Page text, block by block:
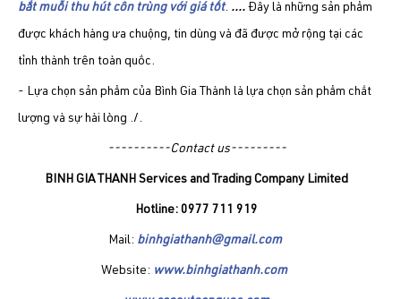
bắt muỗi thu hút côn trùng với giá tốt. .... Đây là những sản phẩm
được khách hàng ưa chuộng, tin dùng và đã được mở rộng tại các
tỉnh thành trên toàn quốc.
- Lựa chọn sản phẩm của Bình Gia Thành là lựa chọn sản phẩm chất
lượng và sự hài lòng ./.
----------Contact us---------
BINH GIA THANH Services and Trading Company Limited
Hotline: 0977 711 919
Mail: binhgiathanh@gmail.com
Website: www.binhgiathanh.com